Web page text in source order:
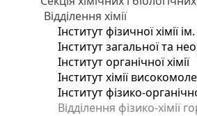
Відділення хімії
Інститут фізичної хімії
Інститут загальної та
Інститут органічної хімії
Інститут хімії
Інститут фізико-
Відділення фізико-хімії